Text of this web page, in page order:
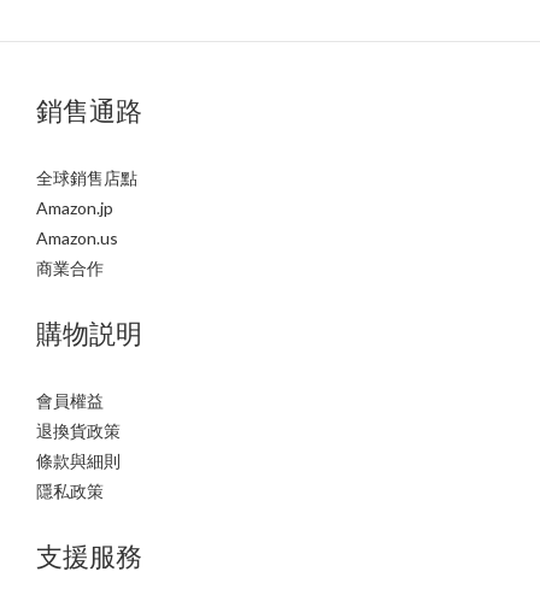
銷售通路
全球銷售店點
Amazon.jp
Amazon.us
商業合作
購物説明
會員權益
退換貨政策
條款與細則
隱私政策
支援服務